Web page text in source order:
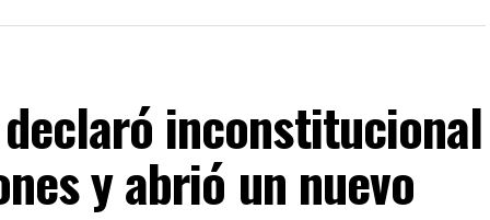
por una infracción prevista en el
de Santa Fe
a la cantidad de menores cuyas
publicadas en redes sociales.
inconstitucional
y abrió un nuevo